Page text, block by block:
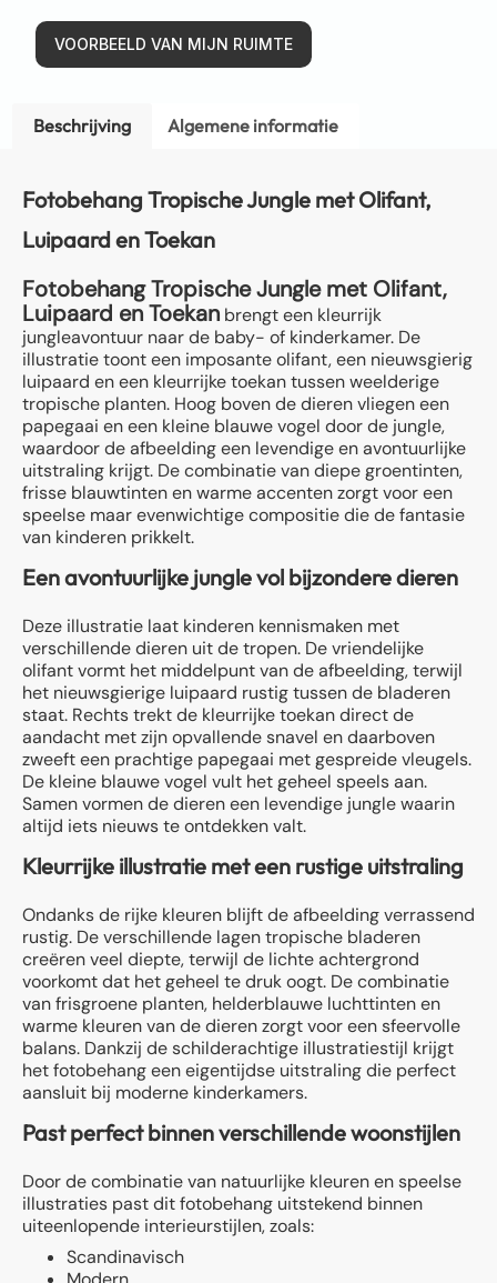
VOORBEELD VAN MIJN RUIMTE
Beschrijving Algemene informatie
Fotobehang Tropische Jungle met Olifant,
Luipaard en Toekan
Fotobehang Tropische Jungle met Olifant,
Luipaard en Toekan brengt een kleurrijk
jungleavontuur naar de baby- of kinderkamer. De
illustratie toont een imposante olifant, een nieuwsgierig
luipaard en een kleurrijke toekan tussen weelderige
tropische planten. Hoog boven de dieren vliegen een
papegaai en een kleine blauwe vogel door de jungle,
waardoor de afbeelding een levendige en avontuurlijke
uitstraling krijgt. De combinatie van diepe groentinten,
frisse blauwtinten en warme accenten zorgt voor een
speelse maar evenwichtige compositie die de fantasie
van kinderen prikkelt.
Een avontuurlijke jungle vol bijzondere dieren
Deze illustratie laat kinderen kennismaken met
verschillende dieren uit de tropen. De vriendelijke
olifant vormt het middelpunt van de afbeelding, terwijl
het nieuwsgierige luipaard rustig tussen de bladeren
staat. Rechts trekt de kleurrijke toekan direct de
aandacht met zijn opvallende snavel en daarboven
zweeft een prachtige papegaai met gespreide vleugels.
De kleine blauwe vogel vult het geheel speels aan.
Samen vormen de dieren een levendige jungle waarin
altijd iets nieuws te ontdekken valt.
Kleurrijke illustratie met een rustige uitstraling
Ondanks de rijke kleuren blijft de afbeelding verrassend
rustig. De verschillende lagen tropische bladeren
creëren veel diepte, terwijl de lichte achtergrond
voorkomt dat het geheel te druk oogt. De combinatie
van frisgroene planten, helderblauwe luchttinten en
warme kleuren van de dieren zorgt voor een sfeervolle
balans. Dankzij de schilderachtige illustratiestijl krijgt
het fotobehang een eigentijdse uitstraling die perfect
aansluit bij moderne kinderkamers.
Past perfect binnen verschillende woonstijlen
Door de combinatie van natuurlijke kleuren en speelse
illustraties past dit fotobehang uitstekend binnen
uiteenlopende interieurstijlen, zoals:
Scandinavisch